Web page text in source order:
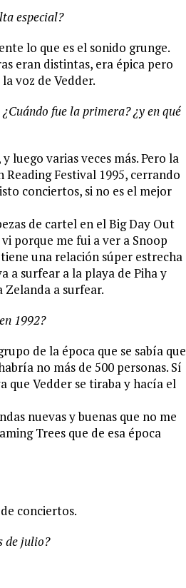
especial?
lo que es el sonido grunge.
eran distintas, era épica pero
voz de Vedder.
fue la primera? ¿y en qué
luego varias veces más. Pero la
Festival 1995, cerrando
conciertos, si no es el mejor
de cartel en el Big Day Out
porque me fui a ver a Snoop
una relación súper estrecha
a surfear a la playa de Piha y
Zelanda a surfear.
1992?
de la época que se sabía que
no más de 500 personas. Sí
que Vedder se tiraba y hacía el
nuevas y buenas que no me
Trees que de esa época
conciertos.
de julio?